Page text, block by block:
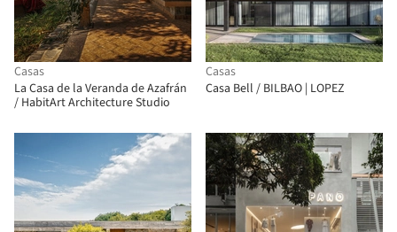
Casas
La Casa de la Veranda de Azafrán
/ HabitArt Architecture Studio
Casas
Casa Bell / BILBAO | LOPEZ